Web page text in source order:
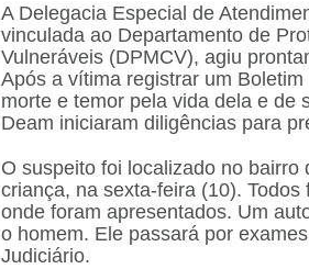
A Delegacia Especial de
vinculada ao Departamento de
Vulneráveis (DPMCV), agiu
Após a vítima registrar um
morte e temor pela vida dela e de
Deam iniciaram diligências para
O suspeito foi localizado no
criança, na sexta-feira (10).
onde foram apresentados. Um
o homem. Ele passará por
Judiciário.